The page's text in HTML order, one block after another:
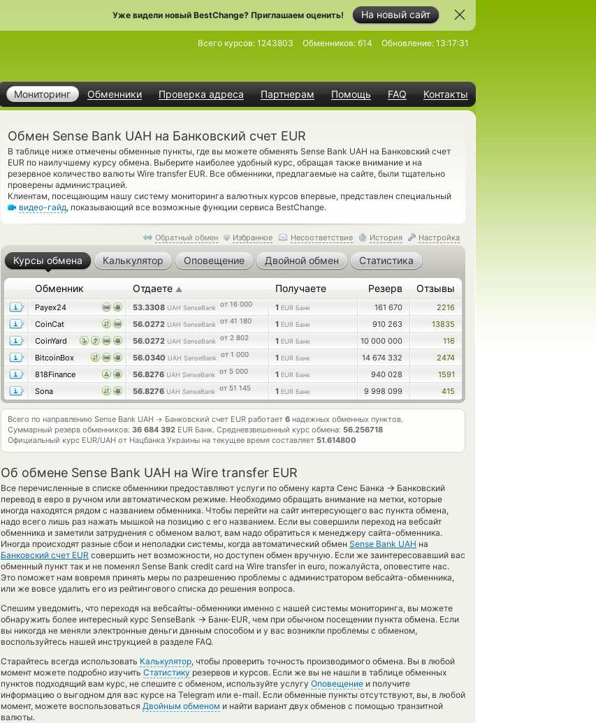
На новый сайт
Уже видели новый BestChange? Приглашаем оценить!
Мониторинг Обменники Проверка адреса Партнерам Помощь FAQ Контакты
Всего курсов: 1243803 Обменников: 614 Обновление: 13:17:31
Обмен Sense Bank UAH на Банковский счет EUR
В таблице ниже отмечены обменные пункты, где вы можете обменять Sense Bank UAH на Банковский счет
EUR по наилучшему курсу обмена. Выберите наиболее удобный курс, обращая также внимание и на
резервное количество валюты Wire transfer EUR. Все обменники, предлагаемые на сайте, были тщательно
проверены администрацией.
Клиентам, посещающим нашу систему мониторинга валютных курсов впервые, представлен специальный
видео-гайд, показывающий все возможные функции сервиса BestChange.
Обратный обмен Избранное Несоответствие История Настройка
Курсы обмена Калькулятор Оповещение Двойной обмен Статистика
Обменник Отдаете ▲ Получаете Резерв Отзывы
Payex24 53.3308 UAH SenseBank от 16 000 1 EUR Банк 161 670
2216
CoinCat
56.0272 UAH SenseBank от 41 180 1 EUR Банк 910 263
13835
CoinYard
56.0272 UAH SenseBank от 2 802 1 EUR Банк 10 000 000
116
BitcoinBox
56.0340 UAH SenseBank от 1 000 1 EUR Банк 14 674 332
2474
818Finance
56.8276 UAH SenseBank от 5 000 1 EUR Банк 940 028
1591
Sona
56.8276 UAH SenseBank от 51 145 1 EUR Банк 9 998 099 415
Всего по направлению Sense Bank UAH → Банковский счет EUR работает 6 надежных обменных пунктов.
Суммарный резерв обменников: 36 684 392 EUR Банк. Средневзвешенный курс обмена: 56.256718
Официальный курс EUR/UAH от Нацбанка Украины на текущее время составляет 51.614800
Об обмене Sense Bank UAH на Wire transfer EUR
Все перечисленные в списке обменники предоставляют услуги по обмену карта Сенс Банка → Банковский
перевод в евро в ручном или автоматическом режиме. Необходимо обращать внимание на метки, которые
иногда находятся рядом с названием обменника. Чтобы перейти на сайт интересующего вас пункта обмена,
надо всего лишь раз нажать мышкой на позицию с его названием. Если вы совершили переход на вебсайт
обменника и заметили затруднения с обменом валют, вам надо обратиться к менеджеру сайта-обменника.
Иногда происходят разные сбои и неполадки системы, когда автоматический обмен Sense Bank UAH на
Банковский счет EUR совершить нет возможности, но доступен обмен вручную. Если же заинтересовавший вас
обменный пункт так и не поменял Sense Bank credit card на Wire transfer in euro, пожалуйста, оповестите нас.
Это поможет нам вовремя принять меры по разрешению проблемы с администратором вебсайта-обменника,
или же вовсе удалить его из рейтингового списка до решения вопроса.
Спешим уведомить, что переходя на вебсайты-обменники именно с нашей системы мониторинга, вы можете
обнаружить более интересный курс SenseBank → Банк-EUR, чем при обычном посещении пункта обмена. Если
вы никогда не меняли электронные деньги данным способом и у вас возникли проблемы с обменом,
воспользуйтесь нашей инструкцией в разделе FAQ.
Старайтесь всегда использовать Калькулятор, чтобы проверить точность производимого обмена. Вы в любой
момент можете подробно изучить Статистику резервов и курсов. Если же вы не нашли в таблице обменных
пунктов подходящий вам курс, не спешите с обменом, используйте услугу Оповещение и получите
информацию о выгодном для вас курсе на Telegram или e-mail. Если обменные пункты отсутствуют, вы, в любой
момент, можете воспользоваться Двойным обменом и найти вариант двух обменов с помощью транзитной
валюты.